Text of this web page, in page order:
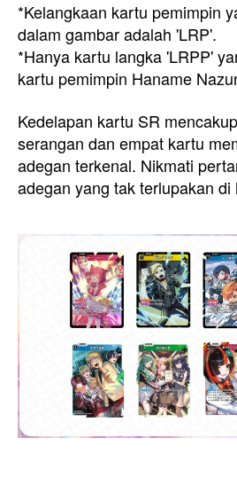
*Kelangkaan kartu pemimpin
dalam gambar adalah 'LRP'.
*Hanya kartu langka 'LRPP'
kartu pemimpin Haname
Kedelapan kartu SR
serangan dan empat kartu
adegan terkenal. Nikmati
adegan yang tak terlupakan di